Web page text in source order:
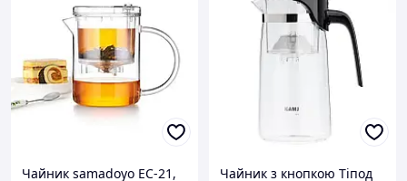
Чайник samadoyo EC-21,
Чайник з кнопкою Тіпод